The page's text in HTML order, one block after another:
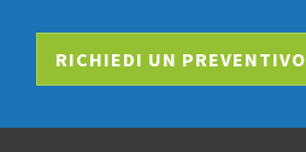
RICHIEDI UN PREVENTIVO